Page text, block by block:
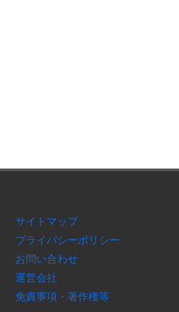
サイトマップ
プライバシーポリシー
お問い合わせ
運営会社
免責事項・著作権等